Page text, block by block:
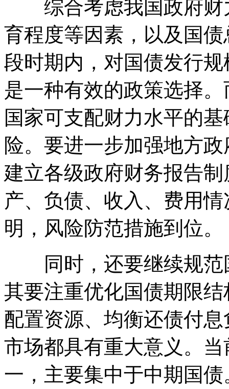
综合考虑我国政府财
育程度等因素，以及国
段时期内，对国债发行
是一种有效的政策选择
国家可支配财力水平的
险。要进一步加强地方
建立各级政府财务报告
产、负债、收入、费用
明，风险防范措施到位。
同时，还要继续规范
其要注重优化国债期限
配置资源、均衡还债付
市场都具有重大意义。
一，主要集中于中期国